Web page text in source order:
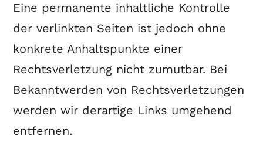
Eine permanente inhaltliche Kontrolle
der verlinkten Seiten ist jedoch ohne
konkrete Anhaltspunkte einer
Rechtsverletzung nicht zumutbar. Bei
Bekanntwerden von Rechtsverletzungen
werden wir derartige Links umgehend
entfernen.